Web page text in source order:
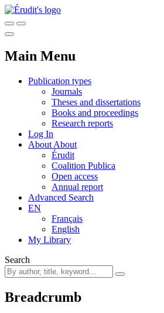
Main Menu
Publication types
Journals
Theses and dissertations
Books and proceedings
Research reports
Log In
About About
Érudit
Coalition Publica
Open access
Annual report
Advanced Search
EN
Français
English
My Library
Search
Breadcrumb